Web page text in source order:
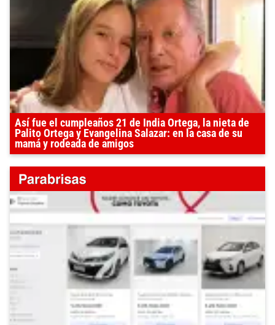
Así fue el cumpleaños 21 de India Ortega, la nieta de
Palito Ortega y Evangelina Salazar: en la casa de su
mamá y rodeada de amigos